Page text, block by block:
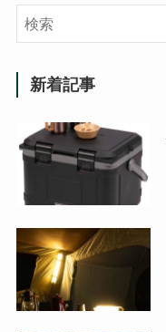
新着記事